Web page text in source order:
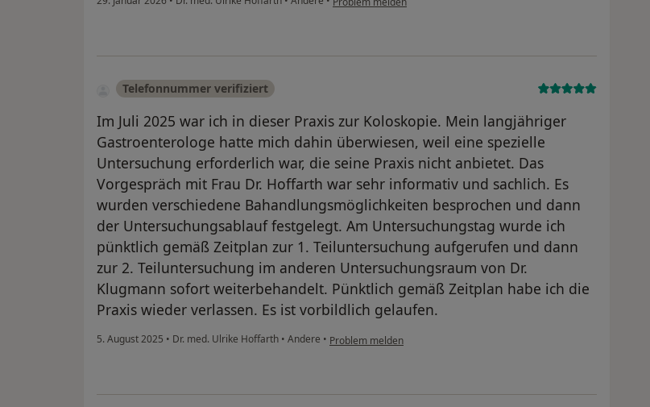
Telefonnummer verifiziert
Im Juli 2025 war ich in dieser Praxis zur Koloskopie. Mein langjähriger
Gastroenterologe hatte mich dahin überwiesen, weil eine spezielle
Untersuchung erforderlich war, die seine Praxis nicht anbietet. Das
Vorgespräch mit Frau Dr. Hoffarth war sehr informativ und sachlich. Es
wurden verschiedene Bahandlungsmöglichkeiten besprochen und dann
der Untersuchungsablauf festgelegt. Am Untersuchungstag wurde ich
pünktlich gemäß Zeitplan zur 1. Teiluntersuchung aufgerufen und dann
zur 2. Teiluntersuchung im anderen Untersuchungsraum von Dr.
Klugmann sofort weiterbehandelt. Pünktlich gemäß Zeitplan habe ich die
Praxis wieder verlassen. Es ist vorbildlich gelaufen.
5. August 2025 • Dr. med. Ulrike Hoffarth • Andere • Problem melden